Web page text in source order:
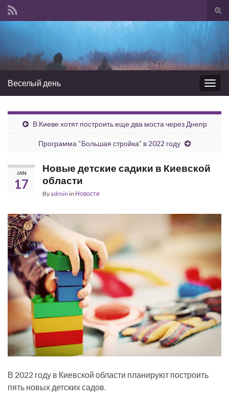
Веселый день
В Киеве хотят построить еще два моста через Днепр
Программа “Большая стройка” в 2022 году
JAN
17
Новые детские садики в Киевской
области
Byadmin in Новости
В 2022 году в Киевской области планируют построить
пять новых детских садов.